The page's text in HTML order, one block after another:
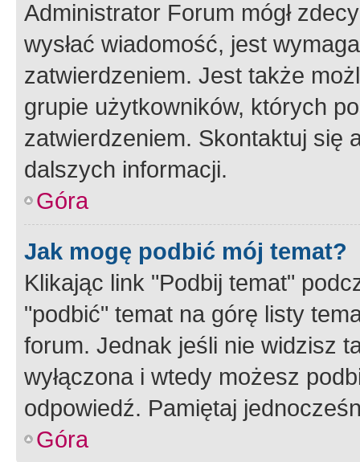
Administrator Forum mógł
wysłać wiadomość, jest
zatwierdzeniem. Jest także
grupie użytkowników, których
zatwierdzeniem. Skontaktuj się
dalszych informacji.
Góra
Jak mogę podbić mój temat?
Klikając link "Podbij temat"
"podbić" temat na górę listy
forum. Jednak jeśli nie widzisz
wyłączona i wtedy możesz
odpowiedź. Pamiętaj
Góra